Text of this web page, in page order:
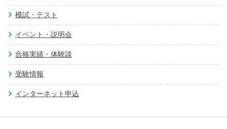
模試・テスト
イベント・説明会
合格実績・体験談
受験情報
インターネット申込